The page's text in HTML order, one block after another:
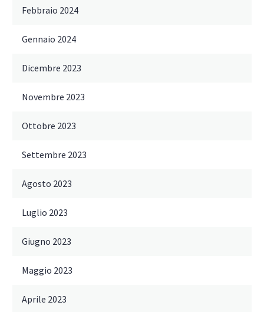
Febbraio 2024
Gennaio 2024
Dicembre 2023
Novembre 2023
Ottobre 2023
Settembre 2023
Agosto 2023
Luglio 2023
Giugno 2023
Maggio 2023
Aprile 2023